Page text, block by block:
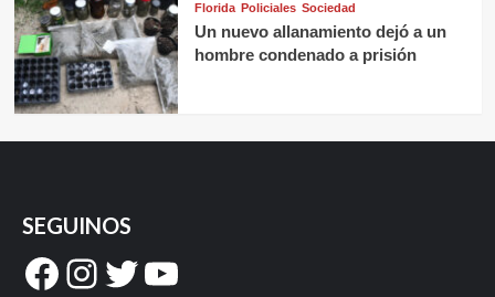
Florida Policiales Sociedad
Un nuevo allanamiento dejó a un
hombre condenado a prisión
SEGUINOS
Facebook
Instagram
Twitter
YouTube